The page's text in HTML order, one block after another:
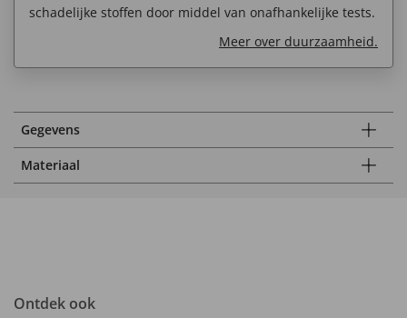
schadelijke stoffen door middel van onafhankelijke tests.
Meer over duurzaamheid.
Gegevens
Materiaal
Ontdek ook